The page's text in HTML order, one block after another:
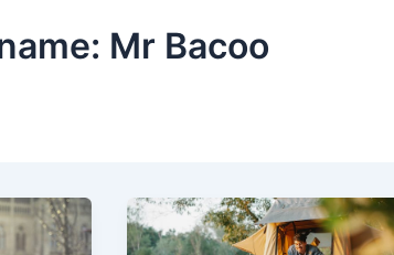
Mr Bacoo